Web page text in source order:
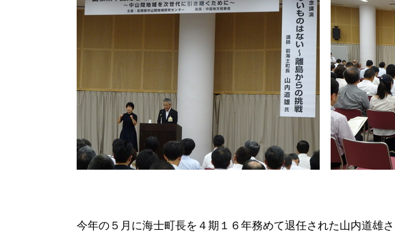
今年の５月に海士町長を４期１６年務めて退任された山内道雄